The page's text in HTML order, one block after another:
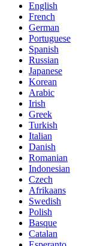
English
French
German
Portuguese
Spanish
Russian
Japanese
Korean
Arabic
Irish
Greek
Turkish
Italian
Danish
Romanian
Indonesian
Czech
Afrikaans
Swedish
Polish
Basque
Catalan